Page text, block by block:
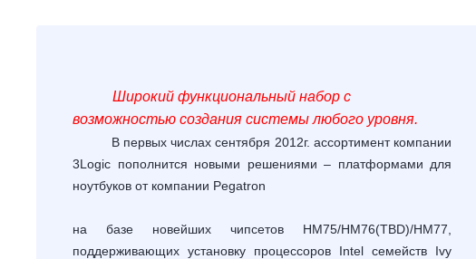
Широкий функциональный набор с
возможностью создания системы любого уровня.
В первых числах сентября 2012г. ассортимент компании
3Logic пополнится новыми решениями – платформами для
ноутбуков от компании Pegatron
на базе новейших чипсетов HM75/HM76(TBD)/HM77,
поддерживающих установку процессоров Intel семейств Ivy